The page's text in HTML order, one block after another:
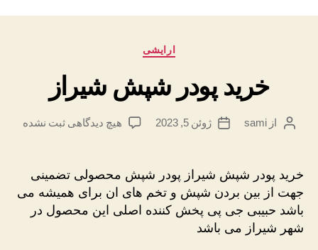
دسته‌ها
ارایشی
خرید پودر شپش شیراز
نویسندهٔ
ازsami
تاریخژوئن 5, 2023 هیچ دیدگاهیبرای
شیراز
ثبت نشده
خرید پودر شپش شیراز پودر شپش محصولی تضمینی
جهت از بین بردن شپش و تخم های ان برای همیشه می
باشد حبیبی جی پی پخش کننده اصلی این محصول در
شهر شیراز می باشد